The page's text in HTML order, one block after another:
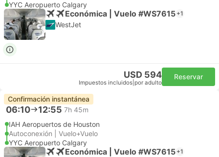
YYC Aeropuerto Calgary
Económica | Vuelo #WS7615 +1
WestJet
USD 594
Impuestos incluidos por adulto
Reservar
Confirmación instantánea
06:10 12:55 7h 45m
IAH Aeropuertos de Houston
Autoconexión | Vuelo+Vuelo
YYC Aeropuerto Calgary
Económica | Vuelo #WS7615 +1